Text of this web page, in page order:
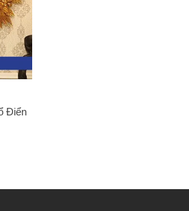
Điển